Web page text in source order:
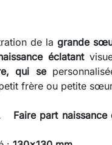
de la grande
éclatant
qui se
frère ou petite
Faire part naissance